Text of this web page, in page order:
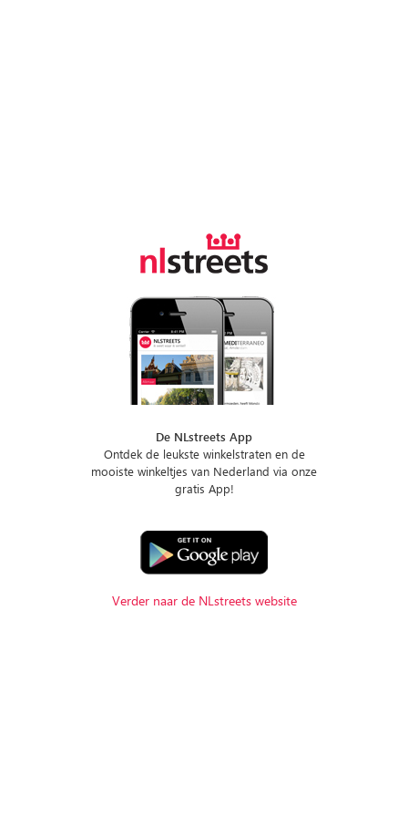
De NLstreets App
Ontdek de leukste winkelstraten en de
mooiste winkeltjes van Nederland via onze
gratis App!
Verder naar de NLstreets website